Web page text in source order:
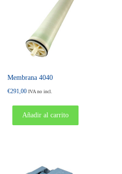
Membrana 4040
€291,00 IVA no incl.
Añadir al carrito